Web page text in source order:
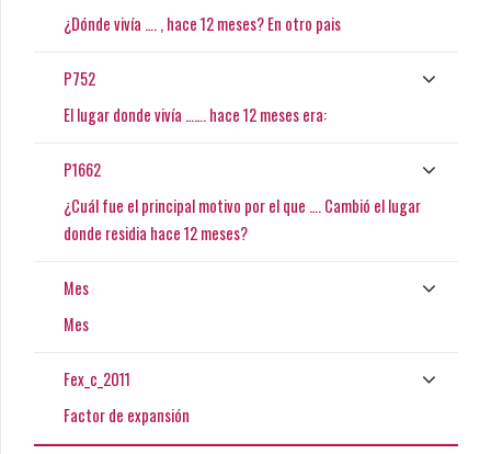
¿Dónde vivía …. , hace 12 meses? En otro pais
P752
El lugar donde vivía ……. hace 12 meses era:
P1662
¿Cuál fue el principal motivo por el que …. Cambió el lugar
donde residia hace 12 meses?
Mes
Mes
Fex_c_2011
Factor de expansión